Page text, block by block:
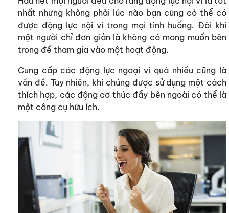
nhất nhưng không phải lúc nào bạn cũng có thể có
được động lực nội vi trong mọi tình huống. Đôi khi
một người chỉ đơn giản là không có mong muốn bên
trong để tham gia vào một hoạt động.
Cung cấp các động lực ngoại vi quá nhiều cũng là
vấn đề. Tuy nhiên, khi chúng được sử dụng một cách
thích hợp, các động cơ thúc đẩy bên ngoài có thể là
một công cụ hữu ích.